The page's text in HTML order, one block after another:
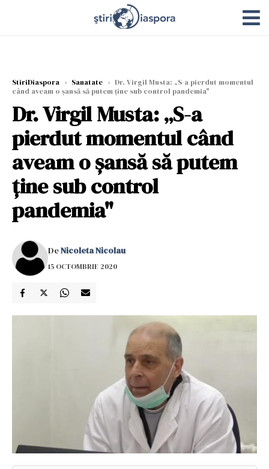
StiriDiaspora › Sanatate › Dr. Virgil Musta: „S-a pierdut momentul
când aveam o șansă să putem ține sub control pandemia"
Dr. Virgil Musta: „S-a
pierdut momentul când
aveam o șansă să putem
ține sub control
pandemia"
DeNicoleta Nicolau
15 OCTOMBRIE 2020